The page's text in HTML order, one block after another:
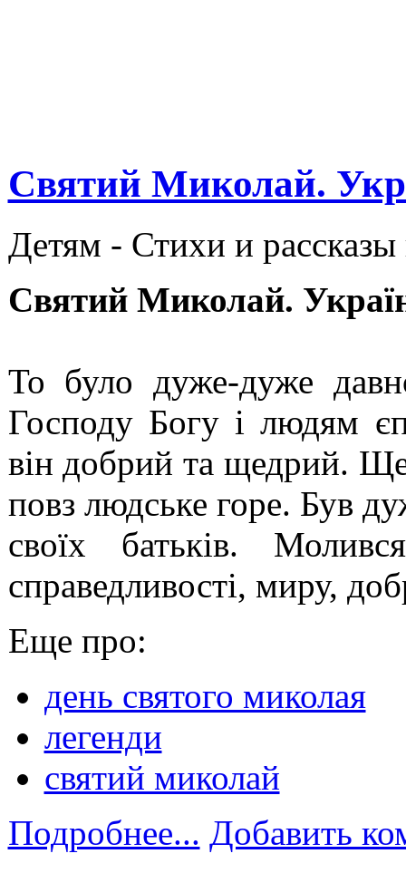
Святий Миколай.
Детям - Стихи и
Святий Миколай.
То було дуже-дуже
Господу Богу і людям
він добрий та щедрий.
повз людське горе. Був
своїх батьків.
справедливості, миру,
Еще про:
день святого миколая
легенди
святий миколай
Подробнее... Добавить